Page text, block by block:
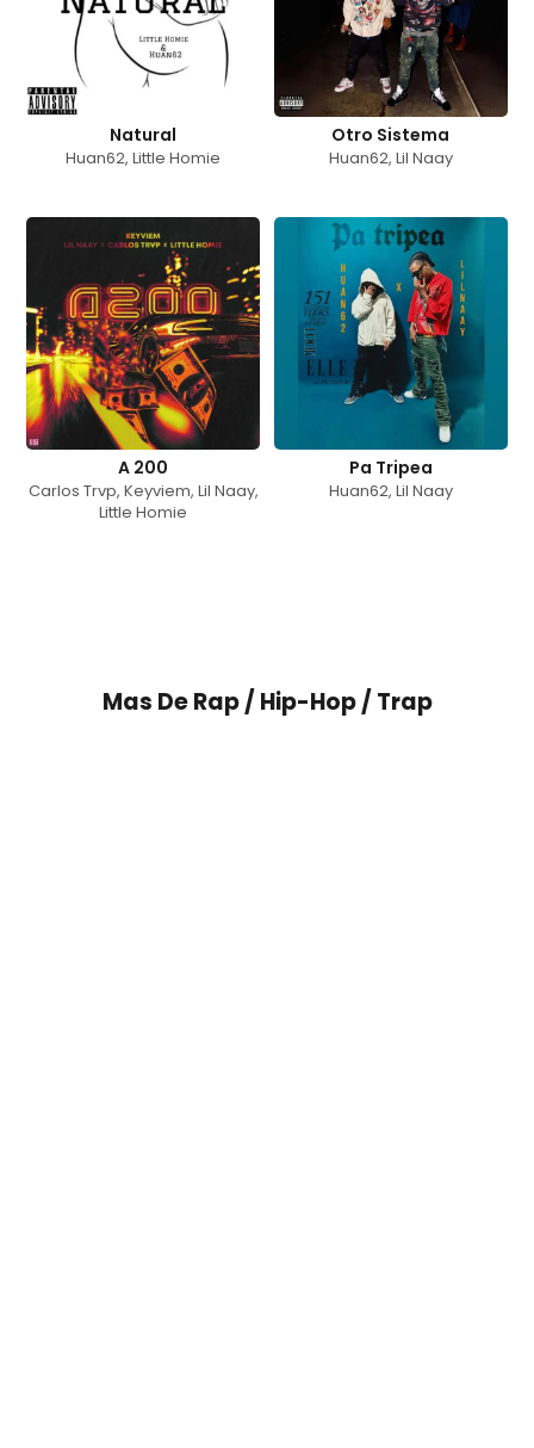
Natural
Huan62,Little Homie
Otro Sistema
Huan62, Lil Naay
A 200
Carlos Trvp, Keyviem, Lil Naay,
Little Homie
Pa Tripea
Huan62, Lil Naay
Mas DeRap / Hip-Hop / Trap